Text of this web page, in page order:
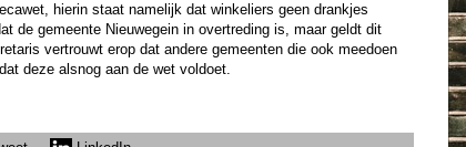
hierin staat namelijk dat winkeliers geen drankjes
de gemeente Nieuwegein in overtreding is, maar geldt dit
vertrouwt erop dat andere gemeenten die ook meedoen
deze alsnog aan de wet voldoet.